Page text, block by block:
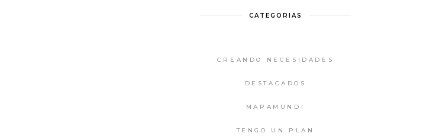
CATEGORIAS
CREANDO NECESIDADES
DESTACADOS
MAPAMUNDI
TENGO UN PLAN